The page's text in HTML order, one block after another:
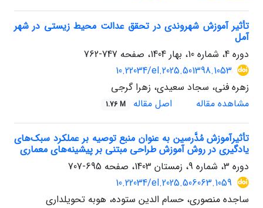
تأثیر آموزش شهروندی در تحقق عدالت محیط زیستی در شهر
آمل
دوره 4، شماره 10، بهار 1404، صفحه
747-762
10.22034/el.2025.501398.1053
زهره فنی، سجاد سعیدی، زهرا گرجی
مشاهده مقاله
اصل مقاله 1.76 M
تأثیرآموزش مُدَّرسین به عنوان منبع توصیه بر عملکرد سبک‌های
یادگیری در روش‌ آموزش طراحی مبتنی بر پیشینه‌های معماری
دوره 3، شماره 9، زمستان 1403، صفحه
695-707
10.22034/el.2025.506063.1059
ساجده منصوری، حسام الدین ستوده، هوبه تحویلداری